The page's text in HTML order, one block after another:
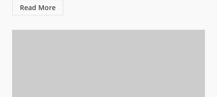
Read More